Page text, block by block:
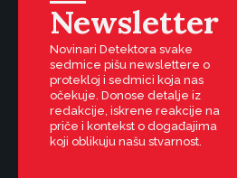
Newsletter
Novinari Detektora svake
sedmice pišu newslettere o
protekloj i sedmici koja nas
očekuje. Donose detalje iz
redakcije, iskrene reakcije na
priče i kontekst o događajima
koji oblikuju našu stvarnost.